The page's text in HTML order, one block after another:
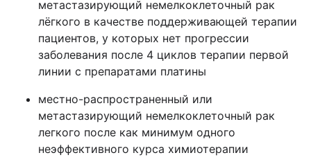
метастазирующий немелкоклеточный рак
лёгкого в качестве поддерживающей терапии
пациентов, у которых нет прогрессии
заболевания после 4 циклов терапии первой
линии с препаратами платины
местно-распространенный или
метастазирующий немелкоклеточный рак
легкого после как минимум одного
неэффективного курса химиотерапии